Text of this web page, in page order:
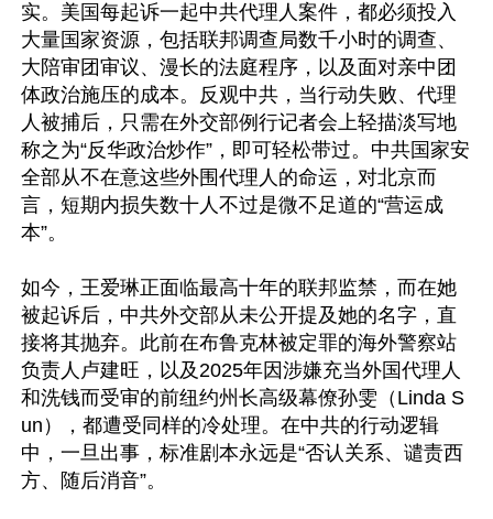
实。美国每起诉一起中共代理人案件，都必须投入
大量国家资源，包括联邦调查局数千小时的调查、
大陪审团审议、漫长的法庭程序，以及面对亲中团
体政治施压的成本。反观中共，当行动失败、代理
人被捕后，只需在外交部例行记者会上轻描淡写地
称之为“反华政治炒作”，即可轻松带过。中共国家安
全部从不在意这些外围代理人的命运，对北京而
言，短期内损失数十人不过是微不足道的“营运成
本”。
如今，王爱琳正面临最高十年的联邦监禁，而在她
被起诉后，中共外交部从未公开提及她的名字，直
接将其抛弃。此前在布鲁克林被定罪的海外警察站
负责人卢建旺，以及2025年因涉嫌充当外国代理人
和洗钱而受审的前纽约州长高级幕僚孙雯（Linda S
un），都遭受同样的冷处理。在中共的行动逻辑
中，一旦出事，标准剧本永远是“否认关系、谴责西
方、随后消音”。